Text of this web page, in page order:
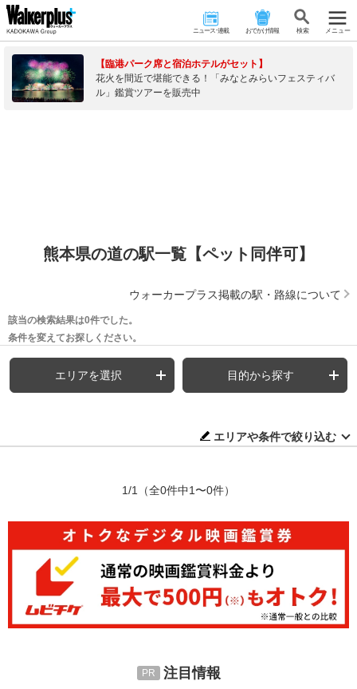
ニュース･連載 おでかけ情報 検 索 メニュー
【臨港パーク席と宿泊ホテルがセット】
花火を間近で堪能できる！「みなとみらいフェスティバ
ル」鑑賞ツアーを販売中
熊本県の道の駅一覧【ペット同伴可】
ウォーカープラス掲載の駅・路線について
該当の検索結果は0件でした。
条件を変えてお探しください。
エリアを選択 目的から探す
エリアや条件で絞り込む
1/1 （全0件中1〜0件）
注目情報